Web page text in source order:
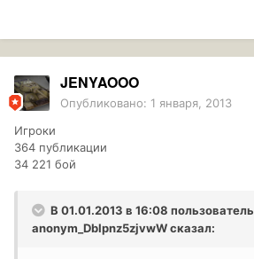
JENYAOOO
Опубликовано: 1 января, 2013
Игроки
364 публикации
34 221 бой
В 01.01.2013 в 16:08 пользователь
anonym_DbIpnz5zjvwWсказал: